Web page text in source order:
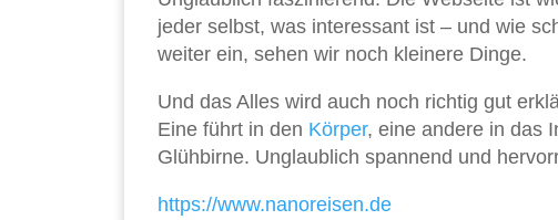
jeder selbst, was interessant ist – und wie
weiter ein, sehen wir noch kleinere Dinge.
Und das Alles wird auch noch richtig gut
Eine führt in den Körper, eine andere in das
Glühbirne. Unglaublich spannend und
https://www.nanoreisen.de